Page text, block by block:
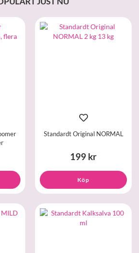
Standardt Original NORMAL
199 kr
Köp